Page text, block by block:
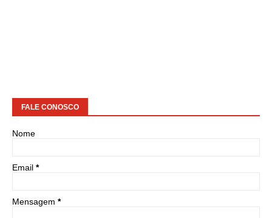
FALE CONOSCO
Nome
Email *
Mensagem *